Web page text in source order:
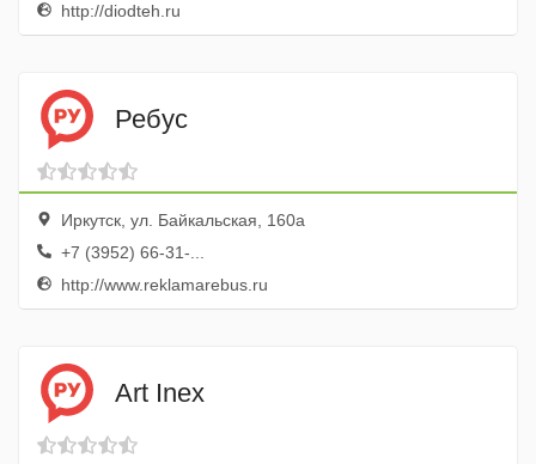
http://diodteh.ru
Ребус
Иркутск, ул. Байкальская, 160а
+7 (3952) 66-31-...
http://www.reklamarebus.ru
Art Inex